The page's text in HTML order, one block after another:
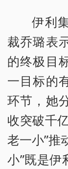
伊利
裁乔璐表
的终极目
一目标的
环节，她
收突破千
老一小”推
小”既是伊